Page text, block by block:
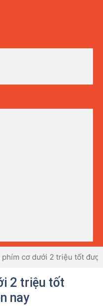
phím cơ dưới 2 triệu tốt
2 triệu tốt
nay